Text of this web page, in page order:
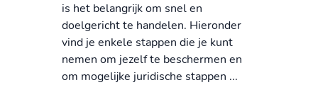
is het belangrijk om snel en
doelgericht te handelen. Hieronder
vind je enkele stappen die je kunt
nemen om jezelf te beschermen en
om mogelijke juridische stappen ...